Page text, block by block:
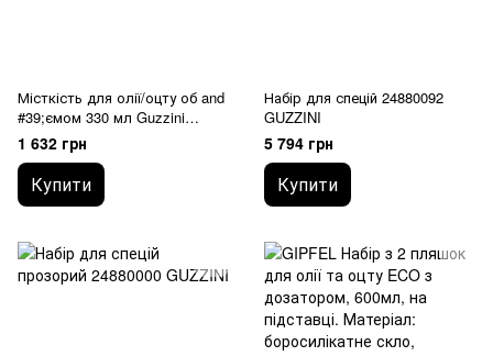
Місткість для олії/оцту об and
#39;ємом 330 мл Guzzini
11720010 GUZZINI
1 632 грн
Купити
Набір для спецій 24880092
GUZZINI
5 794 грн
Купити